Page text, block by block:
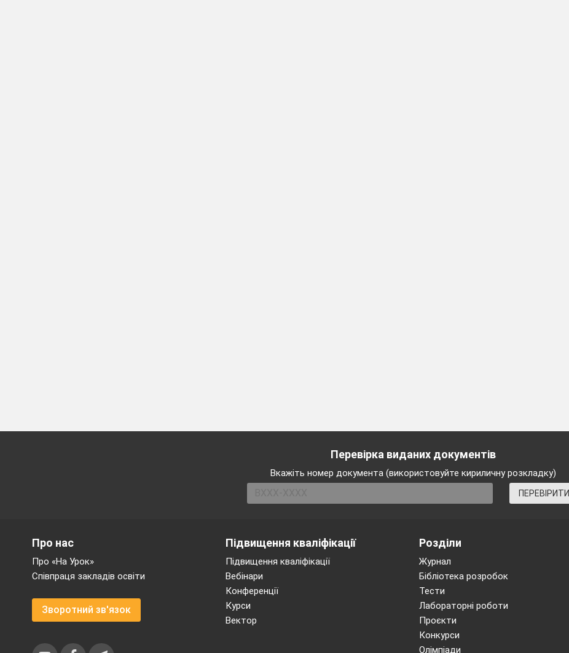
Перевірка виданих документів
Вкажіть номер документа (використовуйте кириличну розкладку)
ПЕРЕВІРИТИ
Підвищення кваліфікації
Підвищення кваліфікації
Вебінари
Конференції
Курси
Вектор
Розділи
Журнал
Бібліотека розробок
Тести
Лабораторні роботи
Проєкти
Конкурси
Олімпіади
Про нас
Про «На Урок»
Співпраця закладів освіти
Зворотний зв'язок